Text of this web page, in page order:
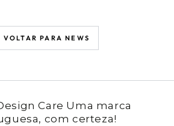
VOLTAR PARA NEWS
Care Uma marca
com certeza!